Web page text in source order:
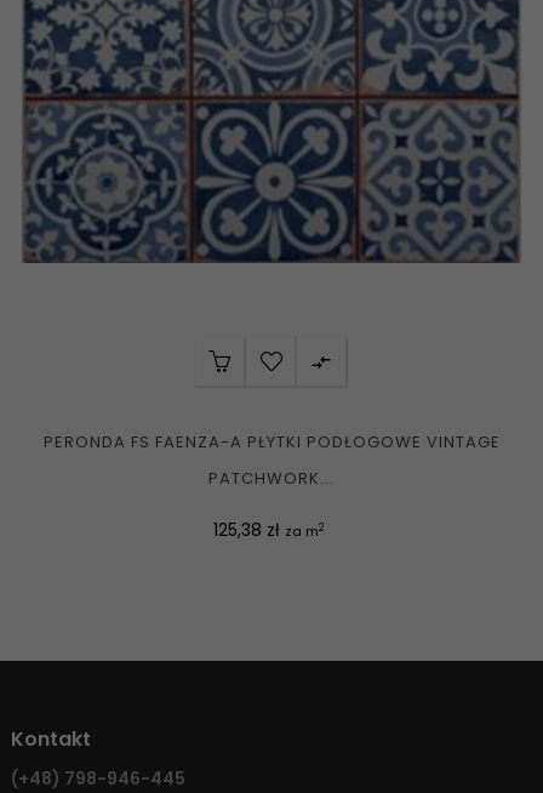

PERONDA FS FAENZA-A PŁYTKI PODŁOGOWE VINTAGE
PATCHWORK...
Cena
125,38 zł za m2
Kontakt
(+48) 798-946-445